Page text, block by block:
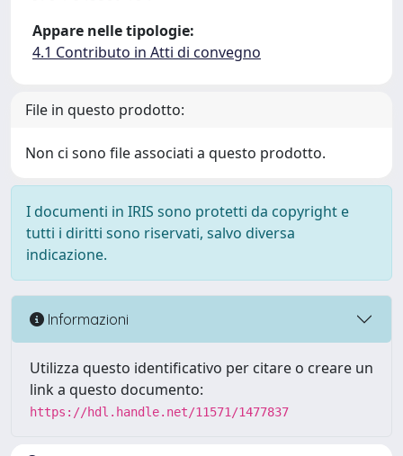
Appare nelle tipologie:
4.1 Contributo in Atti di convegno
File in questo prodotto:
Non ci sono file associati a questo prodotto.
I documenti in IRIS sono protetti da copyright e
tutti i diritti sono riservati, salvo diversa
indicazione.
Informazioni
Utilizza questo identificativo per citare o creare un
link a questo documento:
https://hdl.handle.net/11571/1477837